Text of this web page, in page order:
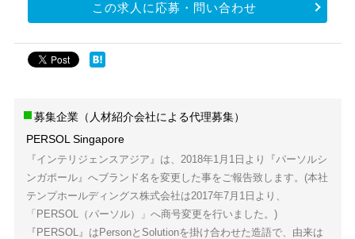
この求人に応募・問い合わせ
募集企業（人材紹介会社による代理募集）
PERSOL Singapore
『インテリジェンスアジア』は、2018年1月1日より『パーソルシ
ンガポール』へブランド名を変更した事をご報告致します。(本社
テンプホールディングス株式会社は2017年7月1日より、
「PERSOL（パーソル）」へ商号変更を行いました。)
『PERSOL』はPersonとSolutionを掛け合わせた造語で、由来は